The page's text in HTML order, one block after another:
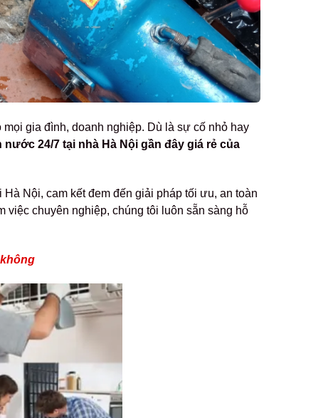
gia đình, doanh nghiệp. Dù là sự cố nhỏ hay
24/7 tại nhà Hà Nội gần đây giá rẻ của
Nội, cam kết đem đến giải pháp tối ưu, an toàn
việc chuyên nghiệp, chúng tôi luôn sẵn sàng hỗ